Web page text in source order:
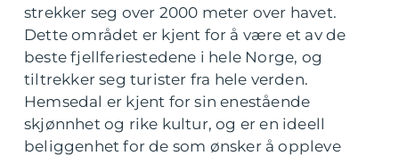
strekker seg over 2000 meter over havet.
Dette området er kjent for å være et av de
beste fjellferiestedene i hele Norge, og
tiltrekker seg turister fra hele verden.
Hemsedal er kjent for sin enestående
skjønnhet og rike kultur, og er en ideell
beliggenhet for de som ønsker å oppleve